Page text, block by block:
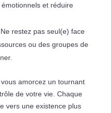
et réduire
restez pas seul(e) face
ou des groupes de
amorcez un tournant
de votre vie. Chaque
vers une existence plus